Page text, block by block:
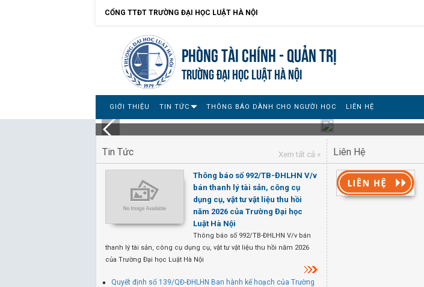
CỔNG TTĐT TRƯỜNG ĐẠI HỌC LUẬT HÀ NỘI
Phòng Tài chính - Quản trị
TRƯỜNG ĐẠI HỌC LUẬT HÀ NỘI
GIỚI THIỆU TIN TỨC THÔNG BÁO DÀNH CHO NGƯỜI HỌC LIÊN HỆ
Tin Tức Xem tất cả »
Thông báo số 992/TB-ĐHLHN V/v
bán thanh lý tài sản, công cụ
dụng cụ, vật tư vật liệu thu hồi
năm 2026 của Trường Đại học
Luật Hà Nội
Thông báo số 992/TB-ĐHLHN V/v bán
thanh lý tài sản, công cụ dụng cụ, vật tư vật liệu thu hồi năm 2026
của Trường Đại học Luật Hà Nội
Quyết định số 139/QĐ-ĐHLHN Ban hành kế hoạch của Trường
Liên Hệ